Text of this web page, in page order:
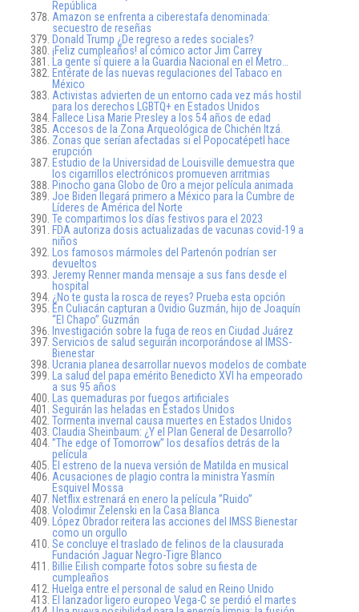
República
Amazon se enfrenta a ciberestafa denominada:
secuestro de reseñas
Donald Trump ¿De regreso a redes sociales?
¡Feliz cumpleaños! al cómico actor Jim Carrey
La gente sí quiere a la Guardia Nacional en el Metro…
Entérate de las nuevas regulaciones del Tabaco en
México
Activistas advierten de un entorno cada vez más hostil
para los derechos LGBTQ+ en Estados Unidos
Fallece Lisa Marie Presley a los 54 años de edad
Accesos de la Zona Arqueológica de Chichén Itzá.
Zonas que serían afectadas si el Popocatépetl hace
erupción
Estudio de la Universidad de Louisville demuestra que
los cigarrillos electrónicos promueven arritmias
Pinocho gana Globo de Oro a mejor película animada
Joe Biden llegará primero a México para la Cumbre de
Líderes de América del Norte
Te compartimos los días festivos para el 2023
FDA autoriza dosis actualizadas de vacunas covid-19 a
niños
Los famosos mármoles del Partenón podrían ser
devueltos
Jeremy Renner manda mensaje a sus fans desde el
hospital
¿No te gusta la rosca de reyes? Prueba esta opción
En Culiacán capturan a Ovidio Guzmán, hijo de Joaquín
“El Chapo” Guzmán
Investigación sobre la fuga de reos en Ciudad Juárez
Servicios de salud seguirán incorporándose al IMSS-
Bienestar
Ucrania planea desarrollar nuevos modelos de combate
La salud del papa emérito Benedicto XVI ha empeorado
a sus 95 años
Las quemaduras por fuegos artificiales
Seguirán las heladas en Estados Unidos
Tormenta invernal causa muertes en Estados Unidos
Claudia Sheinbaum: ¿Y el Plan General de Desarrollo?
”The edge of Tomorrow” los desafíos detrás de la
película
El estreno de la nueva versión de Matilda en musical
Acusaciones de plagio contra la ministra Yasmín
Esquivel Mossa
Netflix estrenará en enero la película ”Ruido”
Volodimir Zelenski en la Casa Blanca
López Obrador reitera las acciones del IMSS Bienestar
como un orgullo
Se concluye el traslado de felinos de la clausurada
Fundación Jaguar Negro-Tigre Blanco
Billie Eilish comparte fotos sobre su fiesta de
cumpleaños
Huelga entre el personal de salud en Reino Unido
El lanzador ligero europeo Vega-C se perdió el martes